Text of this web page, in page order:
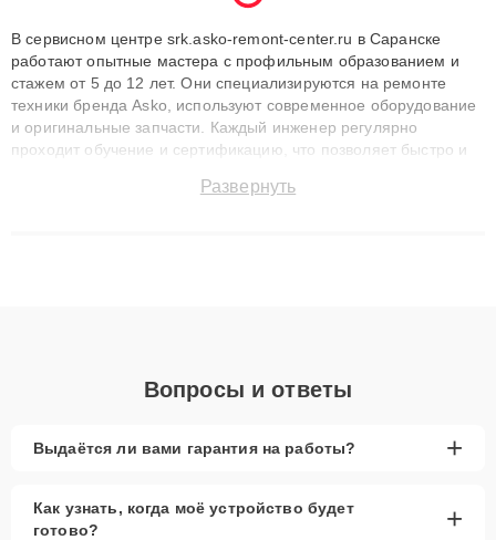
В сервисном центре srk.asko-remont-center.ru в Саранске
работают опытные мастера с профильным образованием и
стажем от 5 до 12 лет. Они специализируются на ремонте
техники бренда Asko, используют современное оборудование
и оригинальные запчасти. Каждый инженер регулярно
проходит обучение и сертификацию, что позволяет быстро и
сохранением гарантии до 3 лет. Наши мастера решают
Развернуть
Вопросы и ответы
Выдаётся ли вами гарантия на работы? +
Как узнать, когда моё устройство будет
готово?
+